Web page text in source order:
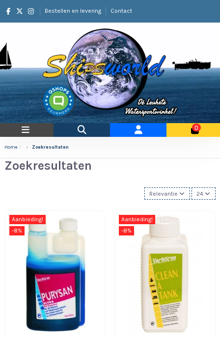
Bestellen en levering Contact
0
Home Zoekresultaten
Zoekresultaten
Relevantie 24
Aanbieding!
-8%
Aanbieding!
-8%